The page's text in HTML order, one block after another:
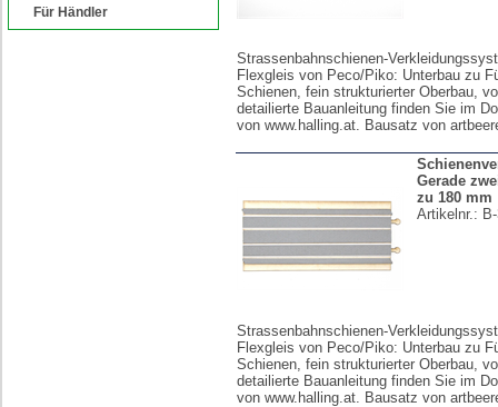
Für Händler
Strassenbahnschienen-
Flexgleis von Peco/Piko: Unterbau zu
Schienen, fein strukturierter Oberbau,
detailierte Bauanleitung finden Sie im
von www.halling.at. Bausatz von
Gerade
zu 180 mm
Artikelnr.:
Strassenbahnschienen-
Flexgleis von Peco/Piko: Unterbau zu
Schienen, fein strukturierter Oberbau,
detailierte Bauanleitung finden Sie im
von www.halling.at. Bausatz von